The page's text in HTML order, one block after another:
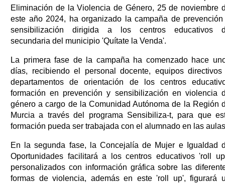
Eliminación de la Violencia de Género, 25 de noviembre
este año 2024, ha organizado la campaña de
sensibilización dirigida a los centros educativos
secundaria del municipio 'Quítate la Venda'.
La primera fase de la campaña ha comenzado hace
días, recibiendo el personal docente, equipos
departamentos de orientación de los centros
formación en prevención y sensibilización en violencia
género a cargo de la Comunidad Autónoma de la Región
Murcia a través del programa Sensibiliza-t, para que
formación pueda ser trabajada con el alumnado en las
En la segunda fase, la Concejalía de Mujer e Igualdad
Oportunidades facilitará a los centros educativos 'roll
personalizados con información gráfica sobre las
formas de violencia, además en este 'roll up', figurará